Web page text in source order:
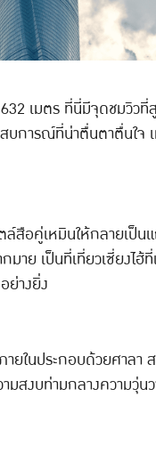
เมตร ที่นี่มีจุดชมวิว
บการณ์ที่น่าตื่นตาตื่นใ
อคู่เหมินให้กลายเป็น
ย เป็นที่เที่ยวเซี่ยงไฮ้
ย่างยิ่ง
ยในประกอบด้วยศาล
สงบท่ามกลางความวุ่